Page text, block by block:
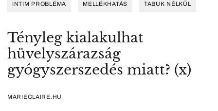
INTIM PROBLÉMA MELLÉKHATÁS TABUK NÉLKÜL
Tényleg kialakulhat
hüvelyszárazság
gyógyszerszedés miatt? (x)
MARIECLAIRE.HU